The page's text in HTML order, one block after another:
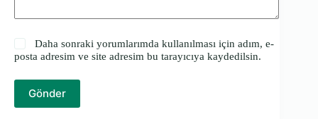
Daha sonraki yorumlarımda kullanılması için adım, e-
posta adresim ve site adresim bu tarayıcıya kaydedilsin.
Gönder